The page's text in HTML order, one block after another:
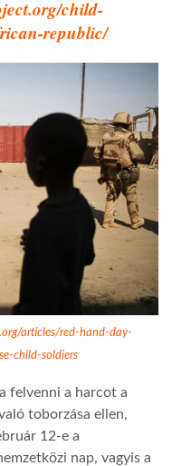
child-
republic/
articles/red-hand-day-
child-soldiers
felvenni a harcot a
toborzása ellen,
12-e a
nap, vagyis a